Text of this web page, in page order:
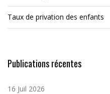
Taux de privation des enfants
Publications récentes
16 Juil 2026